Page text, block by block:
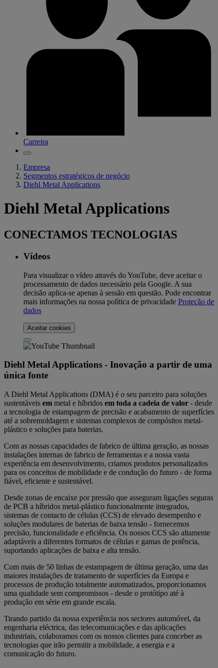
Carreira
Empresa
Segmentos estratégicos de negócio
Diehl Metal Applications
Diehl Metal Applications
CONECTAMOS TECNOLOGIAS
Vídeos
Para visualizar o vídeo através do YouTube, deve aceitar o
processamento de dados necessário pela Google. A sua
decisão aplica-se apenas à sessão em questão. Pode encontrar
mais informações na nossa política de privacidade Proteção de
dados
Aceitar cookies
Diehl Metal Applications - Inovação a partir de uma
única fonte
A Diehl Metal Applications (DMA) é o seu parceiro para soluções
sustentáveis em metal e híbridos em toda a cadeia de valor - desde
a tecnologia de estampagem de precisão e acabamento de superfícies
até a sobremoldagem e sistemas complexos de compósitos metal-
plástico e soluções para baterias.
Com as nossas capacidades de fabrico de última geração, as nossas
instalações internas de fabrico de ferramentas e a nossa vasta
experiência em desenvolvimento, criamos produtos personalizados
para os conceitos de mobilidade e de condução do futuro - de forma
fiável, eficiente e sustentável.
Desde zonas de encaixe por pressão que asseguram ligações seguras
de PCB a híbridos metal-plástico funcionalmente integrados,
sistemas de contacto de células (CCS) de elevado desempenho e
soluções modulares de baterias de baixa tensão - fornecemos
precisão, funcionalidade e eficiência. Os nossos CCS são altamente
adaptáveis a diferentes formatos de células e gamas de potência,
suportando aplicações de baixa e alta tensão.
Com mais de 50 linhas de estampagem de última geração, uma das
maiores instalações de tratamento de superfícies da Europa e
processos de produção totalmente automatizados, proporcionamos
uma qualidade sem compromissos - desde o protótipo até à
produção em série em grande escala.
Tirando partido da nossa experiência nos sectores automóvel, da
engenharia eléctrica, das telecomunicações e das aplicações
industriais, colaboramos com os nossos clientes para conceber as
tecnologias que irão permitir a mobilidade, a energia e a
comunicação do futuro.